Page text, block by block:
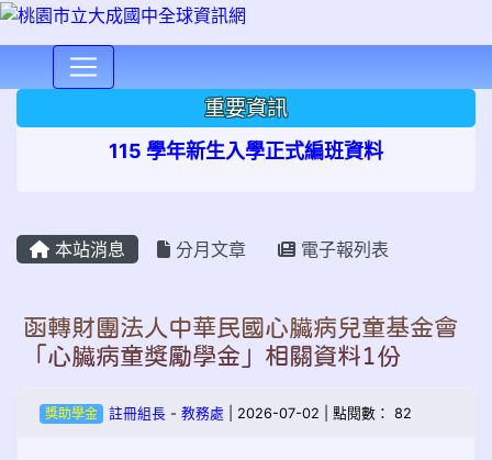
重要資訊
115 學年新生入學正式編班資料
本站消息 分月文章 電子報列表
函轉財團法人中華民國心臟病兒童基金會
「心臟病童獎勵學金」相關資料1份
獎助學金 註冊組長- 教務處 | 2026-07-02 | 點閱數： 82